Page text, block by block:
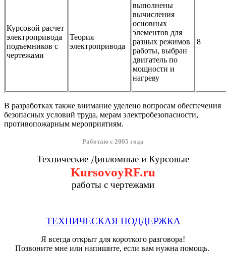
Курсовой расчет
электропривода
подъемников с
чертежами
Теория
электропривода
выполнены
вычисления
основных
элементов для
разных режимов
работы, выбран
двигатель по
мощности и
нагреву
8
В разработках также внимание уделено вопросам обеспечения
безопасных условий труда, мерам электробезопасности,
противопожарным мероприятиям.
Работаю с 2005 года
Технические Дипломные и Курсовые
KursovoyRF.ru
работы с чертежами
ТЕХНИЧЕСКАЯ ПОДДЕРЖКА
Я всегда открыт для короткого разговора!
Позвоните мне или напишите, если вам нужна помощь.